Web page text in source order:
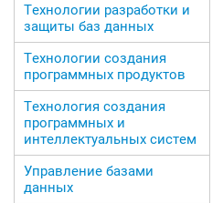
Технологии разработки и
защиты баз данных
Технологии создания
программных продуктов
Технология создания
программных и
интеллектуальных систем
Управление базами
данных